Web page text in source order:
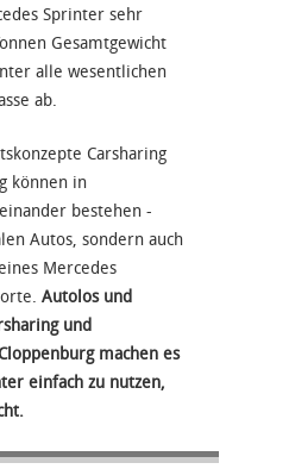
Sprinter sehr
Gesamtgewicht
alle wesentlichen
ab.
Carsharing
können in
bestehen -
Autos, sondern auch
Mercedes
Autolos und
und
machen es
einfach zu nutzen,